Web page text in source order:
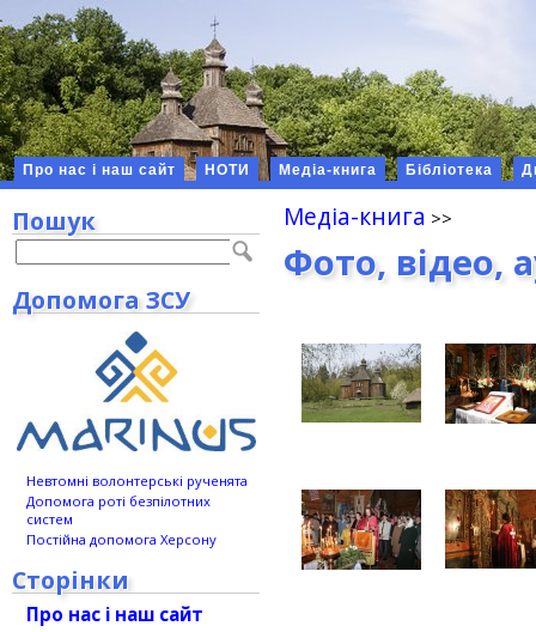
Про нас і наш сайт НОТИ Медіа-книга Бібліотека
Медіа-книга
Фото, відео,
Пошук
Допомога ЗСУ
Невтомні волонтерські рученята
Допомога роті безпілотних
систем
Постійна допомога Херсону
Сторінки
Про нас і наш сайт